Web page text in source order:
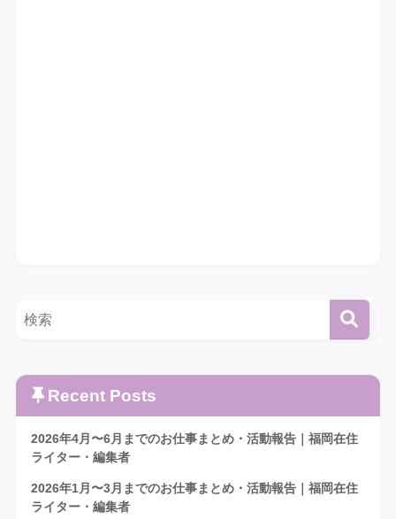
Recent Posts
2026年4月〜6月までのお仕事まとめ・活動報告｜福岡在住
ライター・編集者
2026年1月〜3月までのお仕事まとめ・活動報告｜福岡在住
ライター・編集者